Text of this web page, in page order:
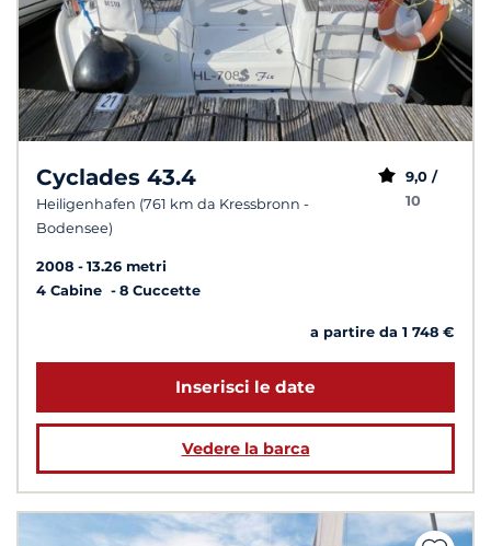
Cyclades 43.4
Heiligenhafen (761 km da Kressbronn -
Bodensee)
9,0 /
10
2008
13.26 metri
4 Cabine
8 Cuccette
a partire da 1 748 €
Inserisci le date
Vedere la barca